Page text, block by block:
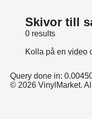
Skivor till
0 results
Kolla på en video
Query done in:
© 2026 VinylMarket.